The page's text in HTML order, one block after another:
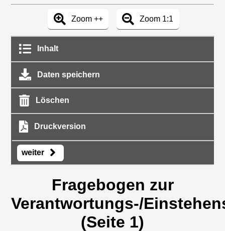
Zoom ++ Zoom 1:1
Inhalt
Daten speichern
Löschen
Druckversion
weiter
Fragebogen zur
Verantwortungs-/
(Seite 1)